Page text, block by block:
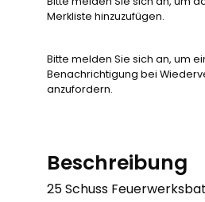
Merkliste hinzuzufügen.
Bitte melden Sie sich an, um
Benachrichtigung bei
anzufordern.
Beschreibung
25 Schuss